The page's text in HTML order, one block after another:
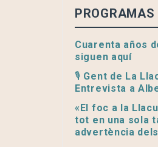
PROGRAMAS
Cuarenta años
siguen aquí
🎙️ Gent de La
Entrevista a
«El foc a la
tot en una sola
advertència